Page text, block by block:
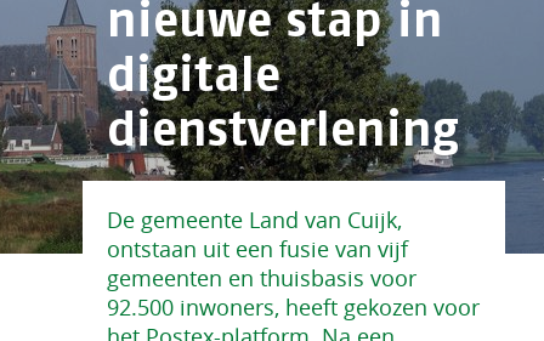
nieuwe stap in
digitale
dienstverlening
De gemeente Land van Cuijk,
ontstaan uit een fusie van vijf
gemeenten en thuisbasis voor
92.500 inwoners, heeft gekozen voor